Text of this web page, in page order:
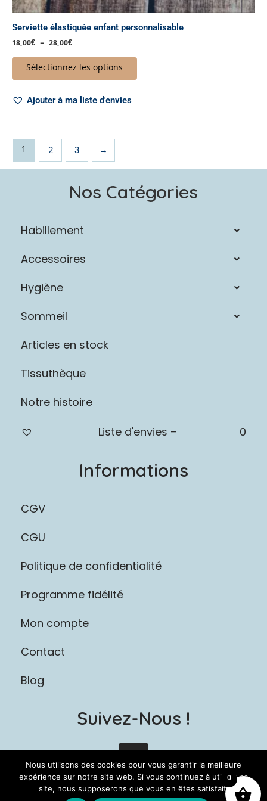
Serviette élastiquée enfant personnalisable
18,00€ – 28,00€
Sélectionnez les options
Ajouter à ma liste d'envies
1 2 3 →
Nos Catégories
Habillement
Accessoires
Hygiène
Sommeil
Articles en stock
Tissuthèque
Notre histoire
Liste d'envies –
0
Informations
CGV
CGU
Politique de confidentialité
Programme fidélité
Mon compte
Contact
Blog
Suivez-Nous !
I
n
s
t
Copyright © 2026 L'atelier des moussaillons |
0
Nous utilisons des cookies pour vous garantir la meilleure
expérience sur notre site web. Si vous continuez à utiliser ce
site, nous supposerons que vous en êtes satisfait.